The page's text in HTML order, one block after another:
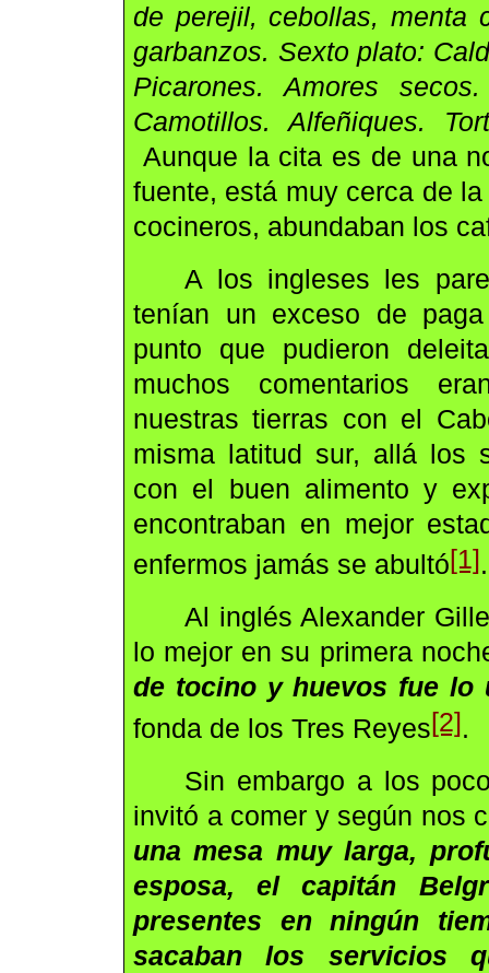
de perejil, cebollas, menta
garbanzos. Sexto plato:
Picarones. Amores
Camotillos. Alfeñiques.
Aunque la cita es de una
fuente, está muy cerca de
cocineros, abundaban los
A los ingleses les
tenían un exceso de
punto que pudieron
muchos comentarios
nuestras tierras con el
misma latitud sur, allá los
con el buen alimento y
encontraban en mejor
enfermos jamás se abultó[1].
Al inglés Alexander
lo mejor en su primera
de tocino y huevos fue lo
fonda de los Tres Reyes[2].
Sin embargo a los
invitó a comer y según nos
una mesa muy larga,
esposa, el capitán
presentes en ningún
sacaban los servicios